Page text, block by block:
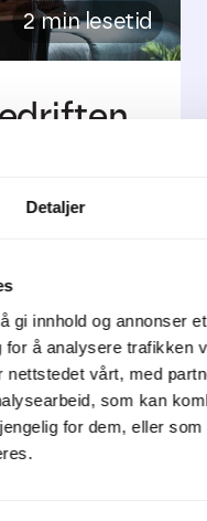
Detaljer
gi innhold og annonser
å analysere trafikken
vårt, med
som kan
for dem, eller
2 min lesetid
Et ...